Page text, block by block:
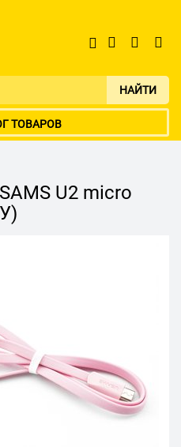
НАЙТИ
ТОВАРОВ
U2 micro